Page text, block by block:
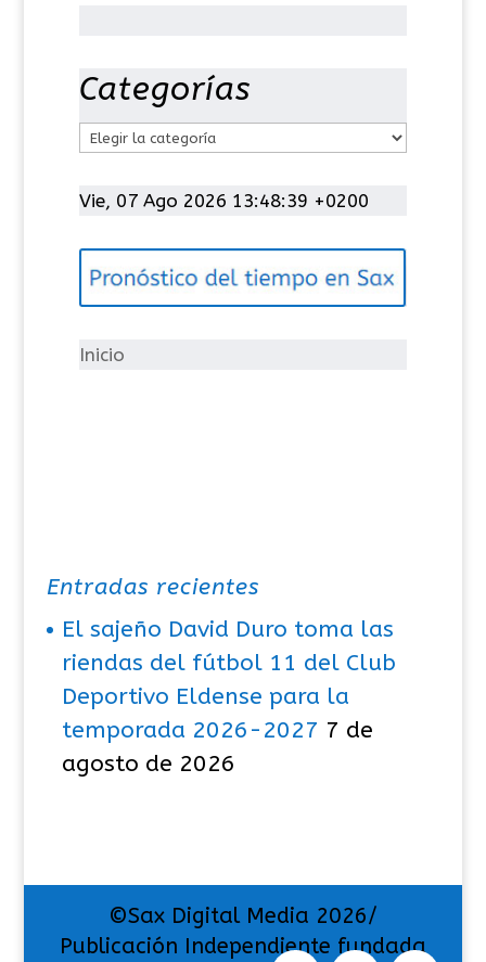
Categorías
t
g
í
Vie, 07 Ago 2026 13:48:39 +0200
Inicio
Entradas recientes
El sajeño David Duro toma las
riendas del fútbol 11 del Club
Deportivo Eldense para la
temporada 2026-2027 7 de
agosto de 2026
©Sax Digital Media 2026/
Publicación Independiente fundada